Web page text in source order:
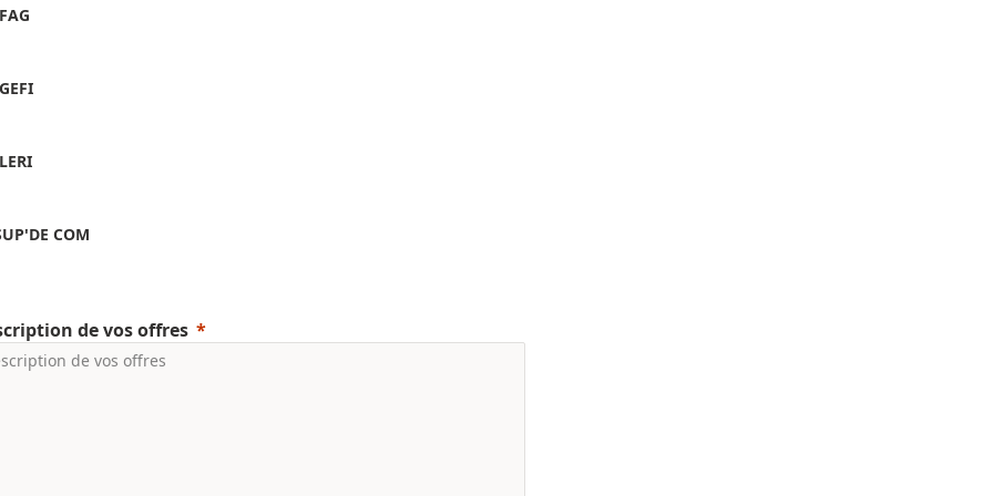
COM
de vos offres